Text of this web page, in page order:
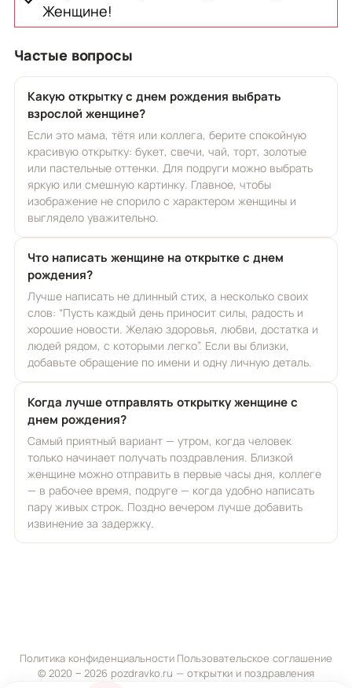
Женщине!
Частые вопросы
Какую открытку с днем рождения выбрать
взрослой женщине?
Если это мама, тётя или коллега, берите спокойную
красивую открытку: букет, свечи, чай, торт, золотые
или пастельные оттенки. Для подруги можно выбрать
яркую или смешную картинку. Главное, чтобы
изображение не спорило с характером женщины и
выглядело уважительно.
Что написать женщине на открытке с днем
рождения?
Лучше написать не длинный стих, а несколько своих
слов: “Пусть каждый день приносит силы, радость и
хорошие новости. Желаю здоровья, любви, достатка и
людей рядом, с которыми легко”. Если вы близки,
добавьте обращение по имени и одну личную деталь.
Когда лучше отправлять открытку женщине с
днем рождения?
Самый приятный вариант — утром, когда человек
только начинает получать поздравления. Близкой
женщине можно отправить в первые часы дня, коллеге
— в рабочее время, подруге — когда удобно написать
пару живых строк. Поздно вечером лучше добавить
извинение за задержку.
Политика конфиденциальности Пользовательское соглашение
© 2020 ‒ 2026 pozdravko.ru — открытки и поздравления